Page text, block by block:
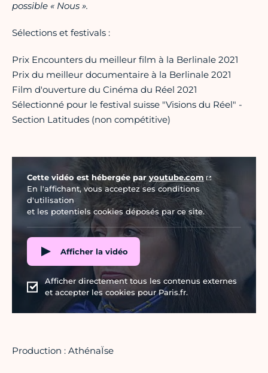
possible « Nous ».
Sélections et festivals :
Prix Encounters du meilleur film à la Berlinale 2021
Prix du meilleur documentaire à la Berlinale 2021
Film d'ouverture du Cinéma du Réel 2021
Sélectionné pour le festival suisse "Visions du Réel" -
Section Latitudes (non compétitive)
Cette vidéo est hébergée paryoutube.com
En l'affichant, vous acceptez ses conditions
d'utilisation
et les potentiels cookies déposés par ce site.
Afficher la vidéo
Afficher directement tous les contenus externes
et accepter les cookies pour Paris.fr.
Production : AthénaÏse